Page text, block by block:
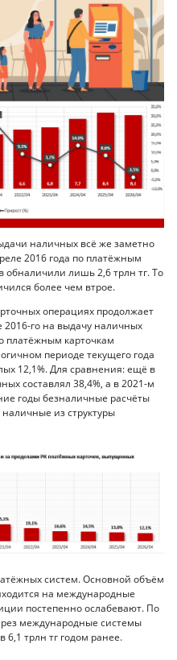
наличных всё же заметно
2016 года по платёжным
обналичили лишь 2,6 трлн тг. То
более чем втрое.
операциях продолжает
2016-го на выдачу наличных
платёжным карточкам
периоде текущего года
12,1%. Для сравнения: ещё в
составлял 38,4%, а в 2021-м
годы безналичные расчёты
из структуры
систем. Основной объём
на международные
постепенно ослабевают. По
международные системы
6,1 трлн тг годом ранее.